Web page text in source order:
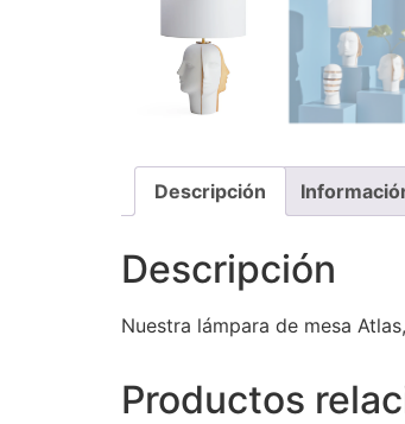
Descripción
Descripción
Nuestra lámpara de mesa
Productos